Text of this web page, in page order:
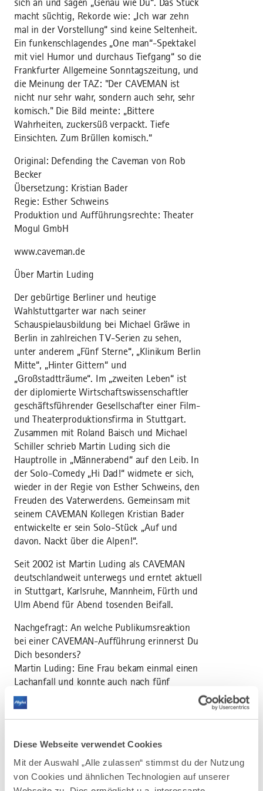
Diese Webseite verwendet Cookies
Mit der Auswahl „Alle zulassen“ stimmst du der Nutzung
von Cookies und ähnlichen Technologien auf unserer
sich an und sagen „Genau wie Du“. Das Stück
macht süchtig, Rekorde wie: „Ich war zehn
mal in der Vorstellung“ sind keine Seltenheit.
Ein funkenschlagendes „One man“-Spektakel
mit viel Humor und durchaus Tiefgang“ so die
Frankfurter Allgemeine Sonntagszeitung, und
die Meinung der TAZ: "Der CAVEMAN ist
nicht nur sehr wahr, sondern auch sehr, sehr
komisch." Die Bild meinte: „Bittere
Wahrheiten, zuckersüß verpackt. Tiefe
Einsichten. Zum Brüllen komisch.“
Original: Defending the Caveman von Rob
Becker
Übersetzung: Kristian Bader
Regie: Esther Schweins
Produktion und Aufführungsrechte: Theater
Mogul GmbH
www.caveman.de
Über Martin Luding
Der gebürtige Berliner und heutige
Wahlstuttgarter war nach seiner
Schauspielausbildung bei Michael Gräwe in
Berlin in zahlreichen TV-Serien zu sehen,
unter anderem „Fünf Sterne“, „Klinikum Berlin
Mitte“, „Hinter Gittern“ und
„Großstadtträume“. Im „zweiten Leben“ ist
der diplomierte Wirtschaftswissenschaftler
geschäftsführender Gesellschafter einer Film-
und Theaterproduktionsfirma in Stuttgart.
Zusammen mit Roland Baisch und Michael
Schiller schrieb Martin Luding sich die
Hauptrolle in „Männerabend“ auf den Leib. In
der Solo-Comedy „Hi Dad!“ widmete er sich,
wieder in der Regie von Esther Schweins, den
Freuden des Vaterwerdens. Gemeinsam mit
seinem CAVEMAN Kollegen Kristian Bader
entwickelte er sein Solo-Stück „Auf und
davon. Nackt über die Alpen!“.
Seit 2002 ist Martin Luding als CAVEMAN
deutschlandweit unterwegs und erntet aktuell
in Stuttgart, Karlsruhe, Mannheim, Fürth und
Ulm Abend für Abend tosenden Beifall.
Nachgefragt: An welche Publikumsreaktion
bei einer CAVEMAN-Aufführung erinnerst Du
Dich besonders?
Martin Luding: Eine Frau bekam einmal einen
Lachanfall und konnte auch nach fünf
Minuten nicht aufhören zu lachen. Als selbst
Wasser und Schnaps nicht geholfen haben,
sind sie gegangen, damit die Vorstellung
einer
späteren Show noch einmal eingeladen.
Nachgefragt: Ein Tipp vom erfahrenen